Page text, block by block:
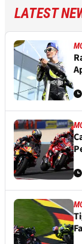
LATEST